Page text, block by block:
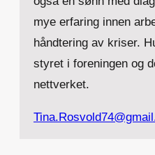
mye erfaring innen
håndtering av kriser.
styret i foreningen og
nettverket.